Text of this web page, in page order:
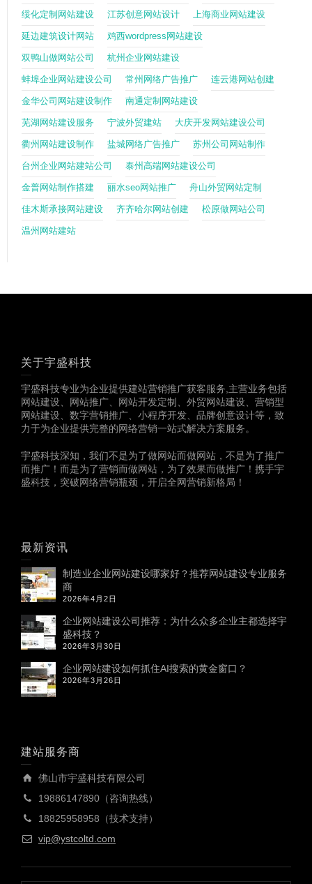
绥化定制网站建设 江苏创意网站设计 上海商业网站建设
延边建筑设计网站 鸡西wordpress网站建设
双鸭山做网站公司 杭州企业网站建设
蚌埠企业网站建设公司 常州网络广告推广 连云港网站创建
金华公司网站建设制作 南通定制网站建设
芜湖网站建设服务 宁波外贸建站 大庆开发网站建设公司
衢州网站建设制作 盐城网络广告推广 苏州公司网站制作
台州企业网站建站公司 泰州高端网站建设公司
金普网站制作搭建 丽水seo网站推广 舟山外贸网站定制
佳木斯承接网站建设 齐齐哈尔网站创建 松原做网站公司
温州网站建站
关于宇盛科技
宇盛科技专业为企业提供建站营销推广获客服务,主营业务包括
网站建设、网站推广、网站开发定制、外贸网站建设、营销型
网站建设、数字营销推广、小程序开发、品牌创意设计等，致
力于为企业提供完整的网络营销一站式解决方案服务。
宇盛科技深知，我们不是为了做网站而做网站，不是为了推广
而推广！而是为了营销而做网站，为了效果而做推广！携手宇
盛科技，突破网络营销瓶颈，开启全网营销新格局！
最新资讯
制造业企业网站建设哪家好？推荐网站建设专业服务
商
2026年4月2日
企业网站建设公司推荐：为什么众多企业主都选择宇
盛科技？
2026年3月30日
企业网站建设如何抓住AI搜索的黄金窗口？
2026年3月26日
建站服务商
佛山市宇盛科技有限公司
19886147890（咨询热线）
18825958958（技术支持）
vip@ystcoltd.com